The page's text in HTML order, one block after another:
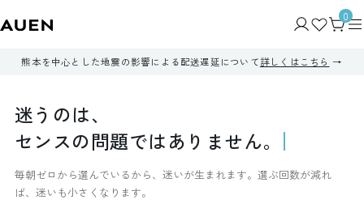
0
熊本を中心とした地震の影響による配送遅延について詳しくはこちら
迷う のは、
セ ンスの問題ではあ り ません。
毎朝ゼロから選んでいるから、迷いが生まれます。選ぶ回数が減れ
ば、迷いも小さくなります。